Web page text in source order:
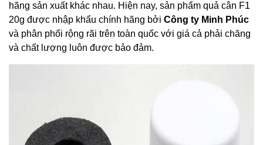
hãng sản xuất khác nhau. Hiện nay, sản phẩm quả cân F1
20g được nhập khẩu chính hãng bởi Công ty Minh Phúc
và phân phối rộng rãi trên toàn quốc với giá cả phải chăng
và chất lượng luôn được bảo đảm.